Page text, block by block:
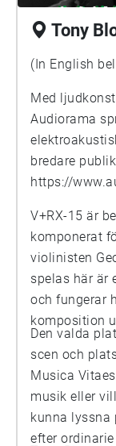
Tony
(In English
Med
Audiorama
bredare
https://
V+RX-15 är
komponerat
violinisten
spelas här är
och fungerar
komposition
Den valda
scen och
Musica
musik eller
kunna lyssna
efter